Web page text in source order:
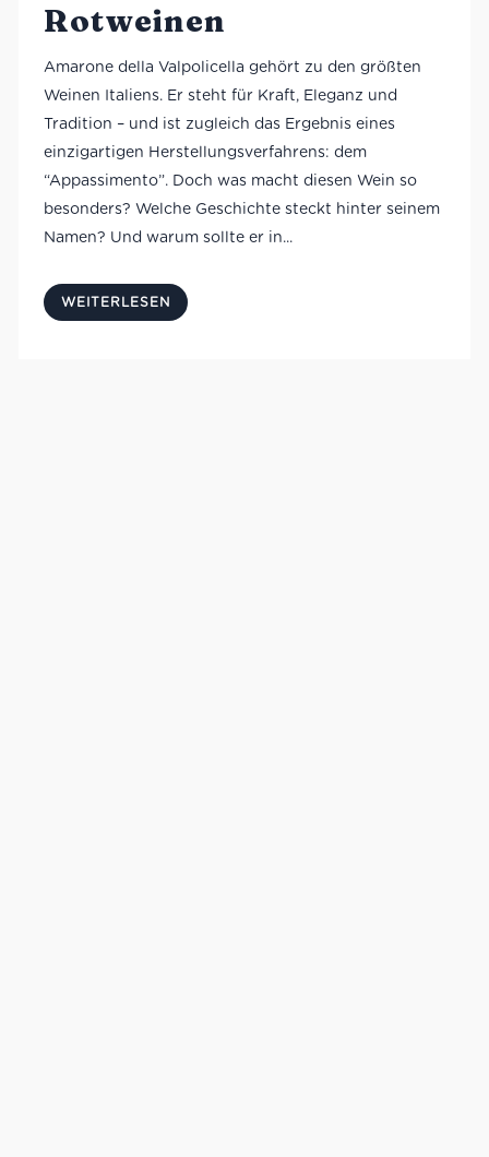
Rotweinen
Amarone della Valpolicella gehört zu den größten
Weinen Italiens. Er steht für Kraft, Eleganz und
Tradition – und ist zugleich das Ergebnis eines
einzigartigen Herstellungsverfahrens: dem
“Appassimento”. Doch was macht diesen Wein so
besonders? Welche Geschichte steckt hinter seinem
Namen? Und warum sollte er in...
WEITERLESEN